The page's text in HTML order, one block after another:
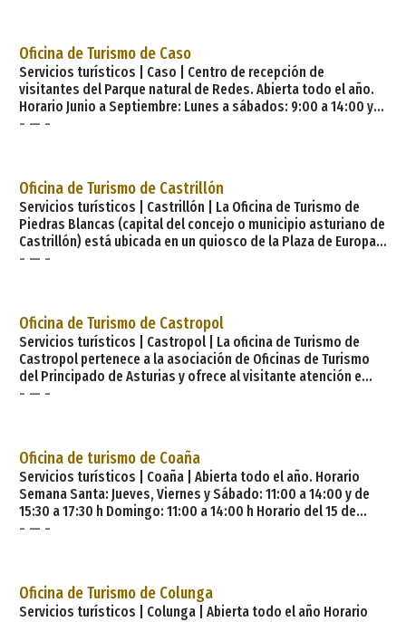
Oficina de Turismo de Caso
Servicios turísticos | Caso | Centro de recepción de
visitantes del Parque natural de Redes. Abierta todo el año.
Horario Junio a Septiembre: Lunes a sábados: 9:00 a 14:00 y
16:00 a 19:00 h. Domingos: 9:00 a 14:00 y 16:00 a 18:00 h.
descubriendo los modos de vida tradi
- — -
Oficina de Turismo de Castrillón
Servicios turísticos | Castrillón | La Oficina de Turismo de
Piedras Blancas (capital del concejo o municipio asturiano de
Castrillón) está ubicada en un quiosco de la Plaza de Europa.
Horario de atención al público. Abierta todo el año excepto
Autónoma del Princi
- — -
Oficina de Turismo de Castropol
Servicios turísticos | Castropol | La oficina de Turismo de
Castropol pertenece a la asociación de Oficinas de Turismo
del Principado de Asturias y ofrece al visitante atención e
información tanto presencial en la misma oficina, por
carteles e información sobre alojamientos d
- — -
Oficina de turismo de Coaña
Servicios turísticos | Coaña | Abierta todo el año. Horario
Semana Santa: Jueves, Viernes y Sábado: 11:00 a 14:00 y de
15:30 a 17:30 h Domingo: 11:00 a 14:00 h Horario del 15 de
junio al 15 de septiembre: Miércoles a Domingos: 10:30 a
19:00 h Sábados y Domingos: Cerrado Si
- — -
Oficina de Turismo de Colunga
Servicios turísticos | Colunga | Abierta todo el año Horario